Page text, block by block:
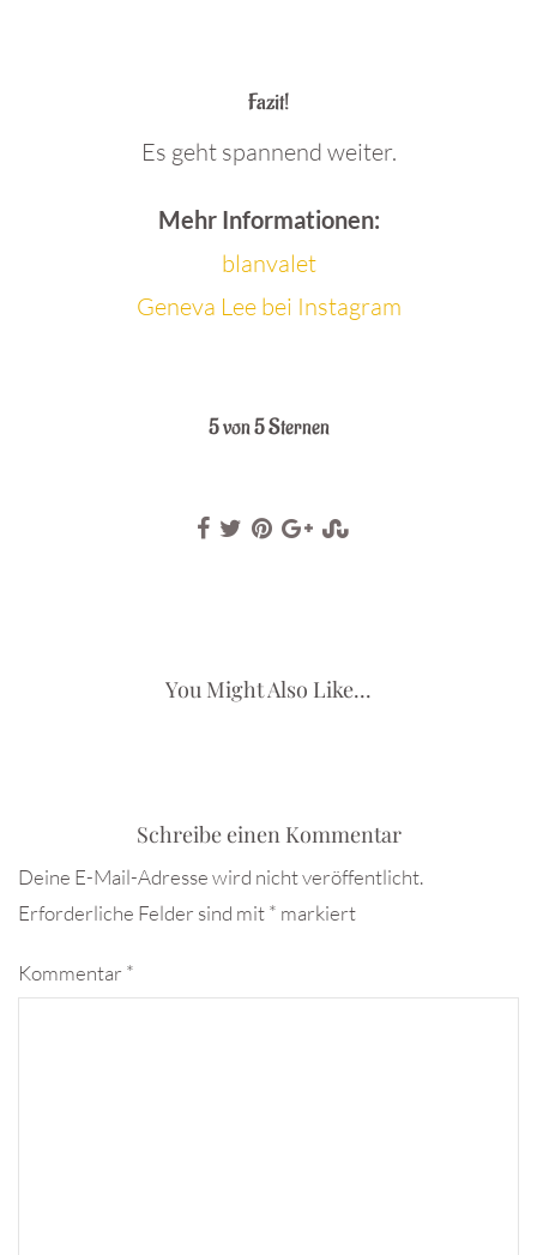
Fazit!
Es geht spannend weiter.
Mehr Informationen:
blanvalet
Geneva Lee bei Instagram
5 von 5 Sternen
You Might Also Like...
Schreibe einen Kommentar
Deine E-Mail-Adresse wird nicht veröffentlicht.
Erforderliche Felder sind mit* markiert
Kommentar *